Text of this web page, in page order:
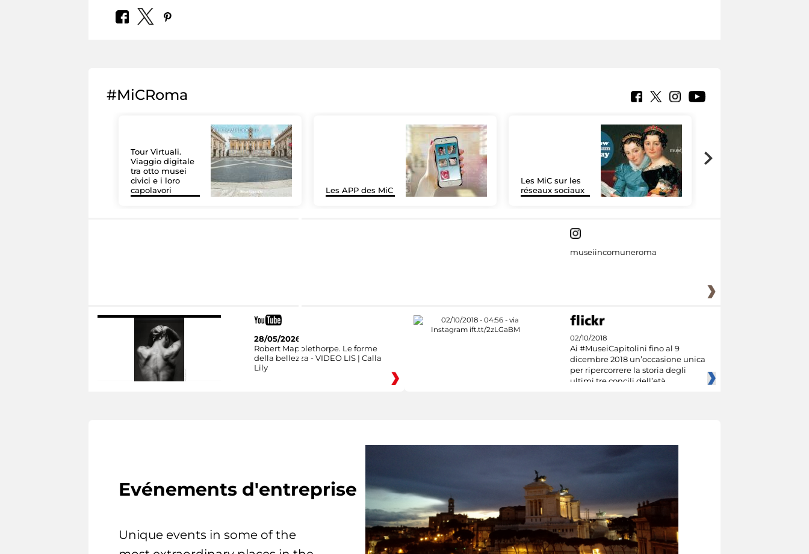
#MiCRoma
Tour Virtuali.
Viaggio digitale
tra otto musei
civici e i loro
capolavori
Les APP des MiC
Les MiC sur les
réseaux sociaux
museiincomuneroma
28/05/2026
Robert Mapplethorpe. Le forme
della bellezza - VIDEO LIS | Calla
Lily
02/10/2018
Ai #MuseiCapitolini fino al 9
dicembre 2018 un’occasione unica
per ripercorrere la storia degli
ultimi tre concili dell’età
Evénements d'entreprise
Unique events in some of the